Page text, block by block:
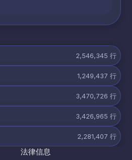
2,546,345 行
1,249,437 行
3,470,726 行
3,426,965 行
2,281,407 行
法律信息